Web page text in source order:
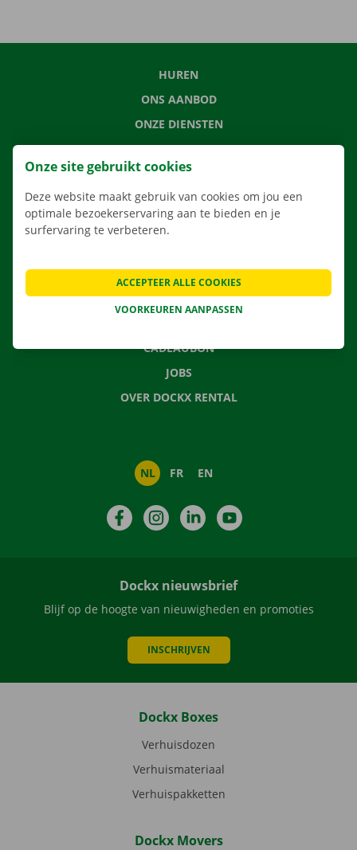
HUREN
ONS AANBOD
ONZE DIENSTEN
LOCATIES
APP
VERHUISOPLOSSINGEN
CONTACTEER ONS
VEELGESTELDE VRAGEN
CADEAUBON
JOBS
OVER DOCKX RENTAL
NL FR EN
FacebookInstagramLinkedIn
Dockx nieuwsbrief
Blijf op de hoogte van nieuwigheden en promoties
INSCHRIJVEN
Dockx Boxes
Verhuisdozen
Verhuismateriaal
Verhuispakketten
Dockx Movers
Onze site gebruikt cookies
Deze website maakt gebruik van cookies om jou een
optimale bezoekerservaring aan te bieden en je
surfervaring te verbeteren.
VOORKEUREN AANPASSEN
ACCEPTEER ALLE COOKIES